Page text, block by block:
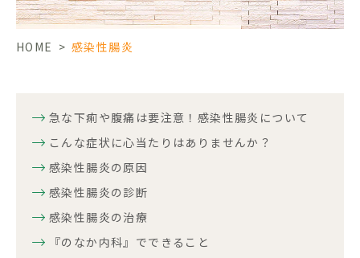
HOME > 感染性腸炎
急な下痢や腹痛は要注意！感染性腸炎について
こんな症状に心当たりはありませんか？
感染性腸炎の原因
感染性腸炎の診断
感染性腸炎の治療
『のなか内科』でできること